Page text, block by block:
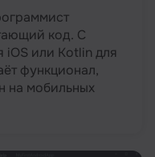
код. С
или Kotlin для
функционал,
на мобильных